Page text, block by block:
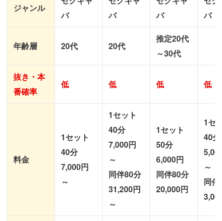
ジャンル
バ
バ
バ
バ
年齢層 20代 20代
推定20代
～30代
抜き・本
番確率
低 低 低 低
料金
1セット
40分
7,000円
～
1セット
40分
7,000円
～
同伴80分
31,200円
～
1セット
50分
6,000円
同伴80分
20,000円
1セ
40分
～
同伴